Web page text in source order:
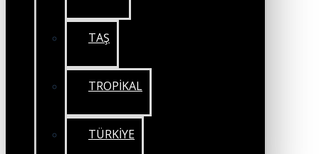
TAŞ
TROPİKAL
TÜRKİYE